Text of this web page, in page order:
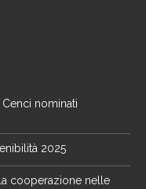
nominati
2025
cooperazione nelle